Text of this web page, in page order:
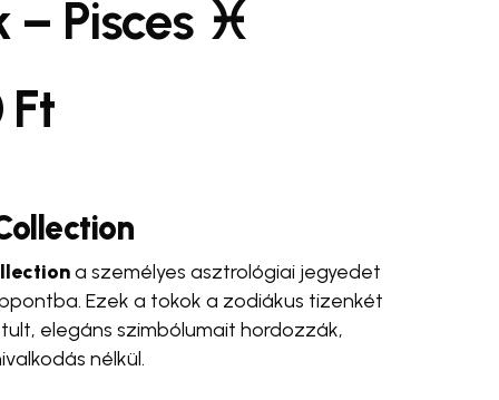
Pisces ♓️
Ft
a személyes asztrológiai jegyedet
Ezek a tokok a zodiákus tizenkét
elegáns szimbólumait hordozzák,
nélkül.
és weboldalcímem mentése a böngészőben